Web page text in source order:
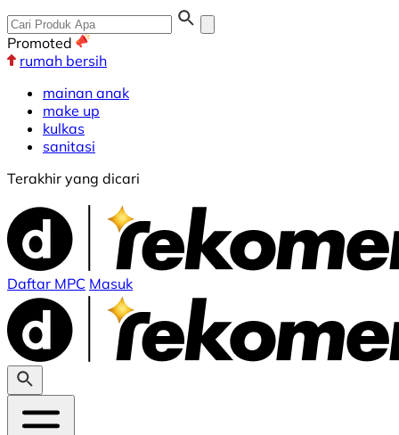
Promoted
rumah bersih
mainan anak
make up
kulkas
sanitasi
Terakhir yang dicari
Daftar MPC Masuk